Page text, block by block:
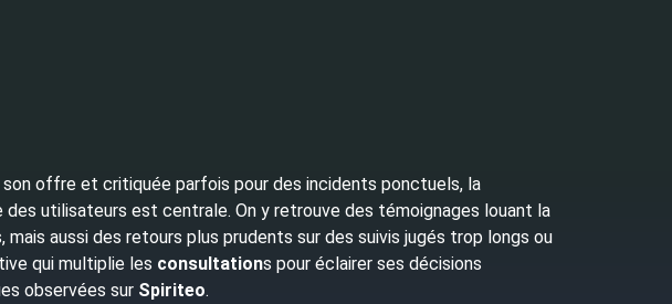
offre et critiquée parfois pour des incidents ponctuels, la
utilisateurs est centrale. On y retrouve des témoignages louant la
aussi des retours plus prudents sur des suivis jugés trop longs ou
qui multiplie les consultations pour éclairer ses décisions
observées sur Spiriteo.